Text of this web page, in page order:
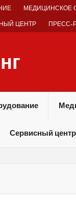
МЕДИЦИНСКОЕ
ЦЕНТР ПРЕСС-
Сервисный центр